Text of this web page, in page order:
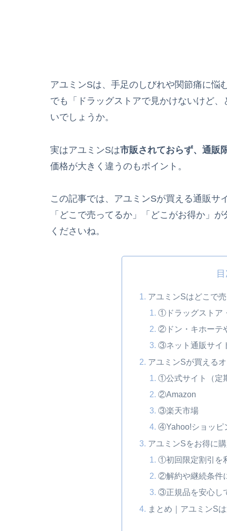
アユミンSは、手足のしびれや関節痛に悩
でも「ドラッグストアで見かけないけど
いでしょうか。
実はアユミンSは市販されておらず、通販
価格が大きく違うのもポイント。
この記事では、アユミンSが買える通販サ
「どこで売ってるか」「どこがお得か」
くださいね。
アユミンSはどこで
①ドラッグストア
②ドン・キホーテ
③ネット通販サイ
アユミンSが買える
①公式サイト（定
②Amazon
③楽天市場
④Yahoo!ショッピ
アユミンSをお得に
①初回限定割引を
②解約や継続条件
③正規品を安心し
まとめ｜アユミンS